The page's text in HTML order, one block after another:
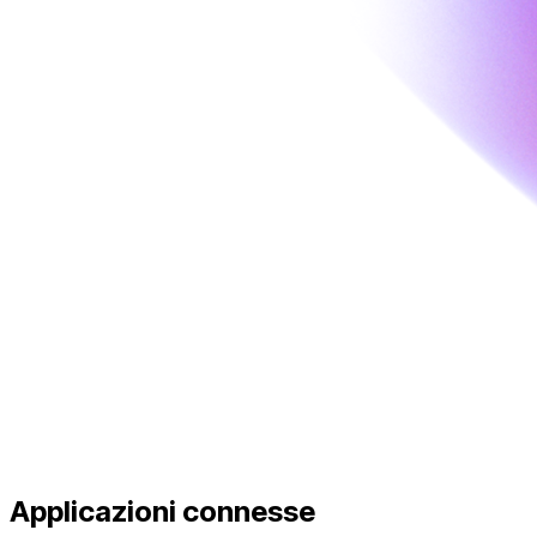
Applicazioni connesse